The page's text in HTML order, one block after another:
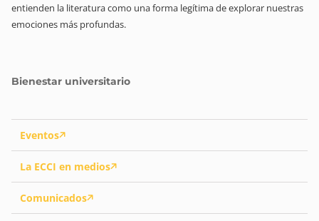
Eventos
La ECCI en medios
Comunicados
entienden la literatura como una forma legítima de explorar nuestras
emociones más profundas.
Bienestar universitario